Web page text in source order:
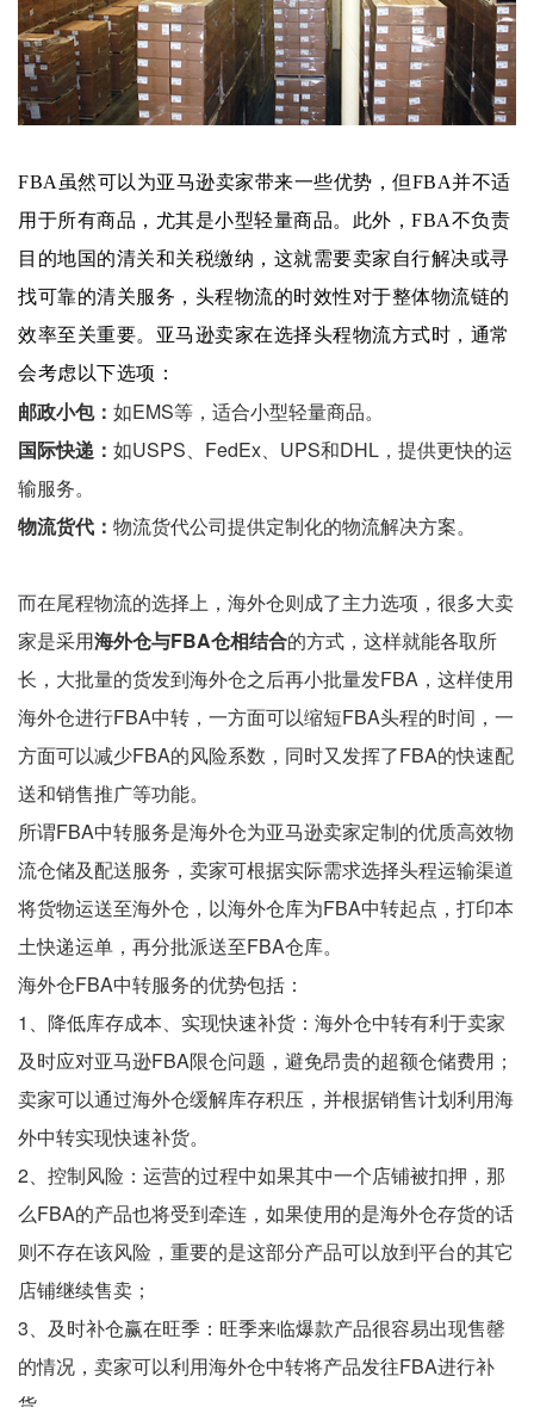
FBA虽然可以为亚马逊卖家带来一些优势，但FBA并不适
用于所有商品，尤其是小型轻量商品。此外，FBA不负责
目的地国的清关和关税缴纳，这就需要卖家自行解决或寻
找可靠的清关服务， 头程物流的时效性对于整体物流链的
效率至关重要。亚马逊卖家在选择头程物流方式时，通常
会考虑以下选项：
邮政小包： 如EMS等，适合小型轻量商品。
国际快递： 如USPS、FedEx、UPS和DHL，提供更快的运
输服务。
物流货代： 物流货代公司提供定制化的物流解决方案。
而在尾程物流的选择上，海外仓则成了主力选项，很多大卖
家是采用海外仓与FBA仓相结合的方式，这样就能各取所
长，大批量的货发到海外仓之后再小批量发FBA，这样使用
海外仓进行FBA中转，一方面可以缩短FBA头程的时间，一
方面可以减少FBA的风险系数，同时又发挥了FBA的快速配
送和销售推广等功能。
所谓FBA中转服务是海外仓为亚马逊卖家定制的优质高效物
流仓储及配送服务，卖家可根据实际需求选择头程运输渠道
将货物运送至海外仓，以海外仓库为FBA中转起点，打印本
土快递运单，再分批派送至FBA仓库。
海外仓FBA中转服务的优势包括：
1、降低库存成本、实现快速补货：海外仓中转有利于卖家
及时应对亚马逊FBA限仓问题，避免昂贵的超额仓储费用；
卖家可以通过海外仓缓解库存积压，并根据销售计划利用海
外中转实现快速补货。
2、控制风险：运营的过程中如果其中一个店铺被扣押，那
么FBA的产品也将受到牵连，如果使用的是海外仓存货的话
则不存在该风险，重要的是这部分产品可以放到平台的其它
店铺继续售卖；
3、及时补仓赢在旺季：旺季来临爆款产品很容易出现售罄
的情况，卖家可以利用海外仓中转将产品发往FBA进行补